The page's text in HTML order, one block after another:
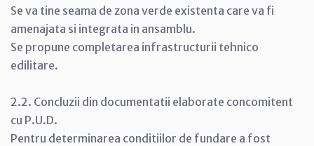
Se va tine seama de zona verde existenta care va fi
amenajata si integrata in ansamblu.
Se propune completarea infrastructurii tehnico
edilitare.
2.2. Concluzii din documentatii elaborate concomitent
cu P.U.D.
Pentru determinarea conditiilor de fundare a fost